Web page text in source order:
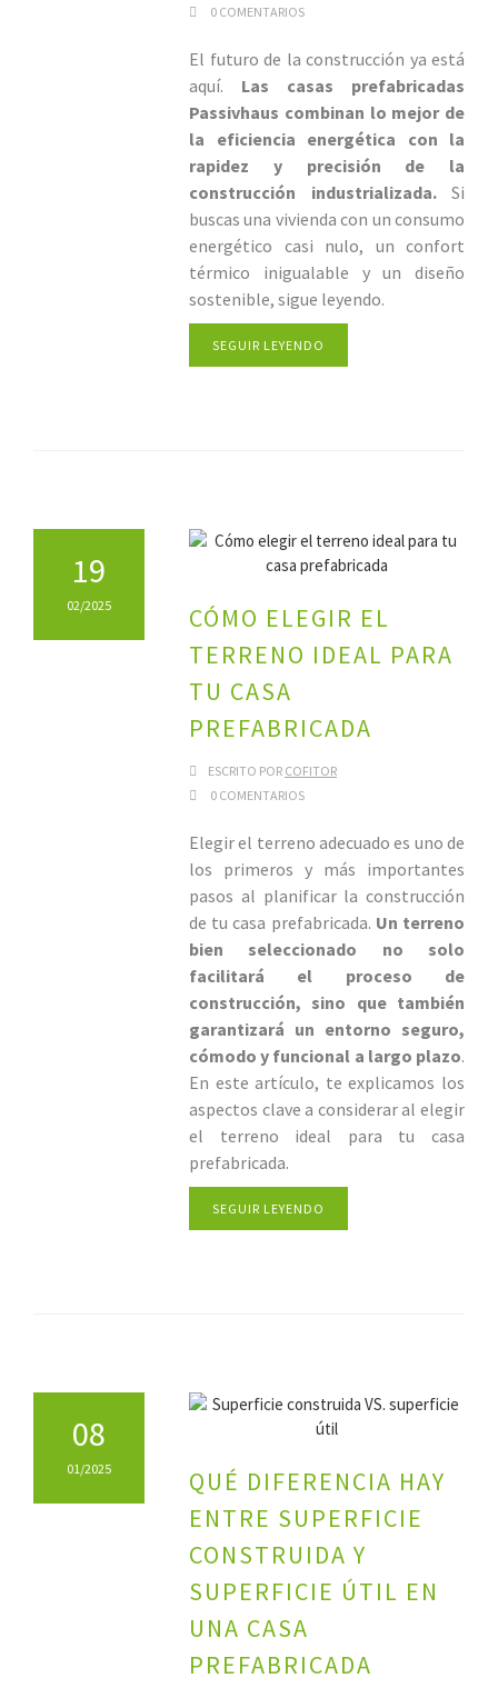
0 COMENTARIOS
El futuro de la construcción ya está
aquí. Las casas prefabricadas
Passivhaus combinan lo mejor de
la eficiencia energética con la
rapidez y precisión de la
construcción industrializada.Si
buscas una vivienda con un consumo
energético casi nulo, un confort
térmico inigualable y un diseño
sostenible, sigue leyendo.
SEGUIR LEYENDO
19
02/2025
CÓMO ELEGIR EL
TERRENO IDEAL PARA
TU CASA
PREFABRICADA
ESCRITO POR COFITOR
0 COMENTARIOS
Elegir el terreno adecuado es uno de
los primeros y más importantes
pasos al planificar la construcción
de tu casa prefabricada. Un terreno
bien seleccionado no solo
facilitará el proceso de
construcción, sino que también
garantizará un entorno seguro,
cómodo y funcional a largo plazo.
En este artículo, te explicamos los
aspectos clave a considerar al elegir
el terreno ideal para tu casa
prefabricada.
SEGUIR LEYENDO
08
01/2025
QUÉ DIFERENCIA HAY
ENTRE SUPERFICIE
CONSTRUIDA Y
SUPERFICIE ÚTIL EN
UNA CASA
PREFABRICADA